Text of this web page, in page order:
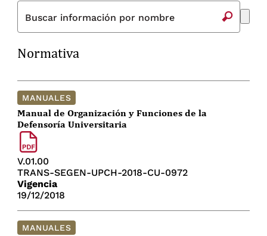
Buscar información por nombre
Normativa
MANUALES
Manual de Organización y Funciones de la
Defensoría Universitaria
V.01.00
TRANS-SEGEN-UPCH-2018-CU-0972
Vigencia
19/12/2018
MANUALES